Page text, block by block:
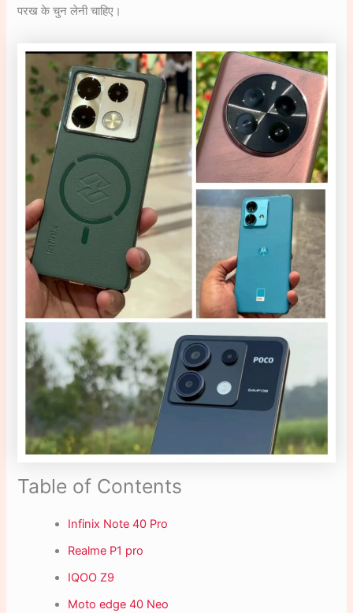
परख के चुन लेनी चाहिए।
Table of Contents
Infinix Note 40 Pro
Realme P1 pro
IQOO Z9
Moto edge 40 Neo